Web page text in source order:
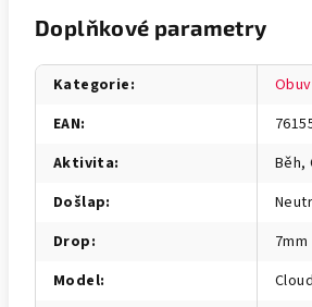
Doplňkové parametry
Kategorie:
Obuv
EAN:
Aktivita:
Běh,
Došlap:
Drop:
7mm
Model: